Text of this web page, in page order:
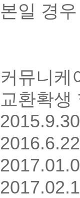
본일 경
커뮤니케
교환확생